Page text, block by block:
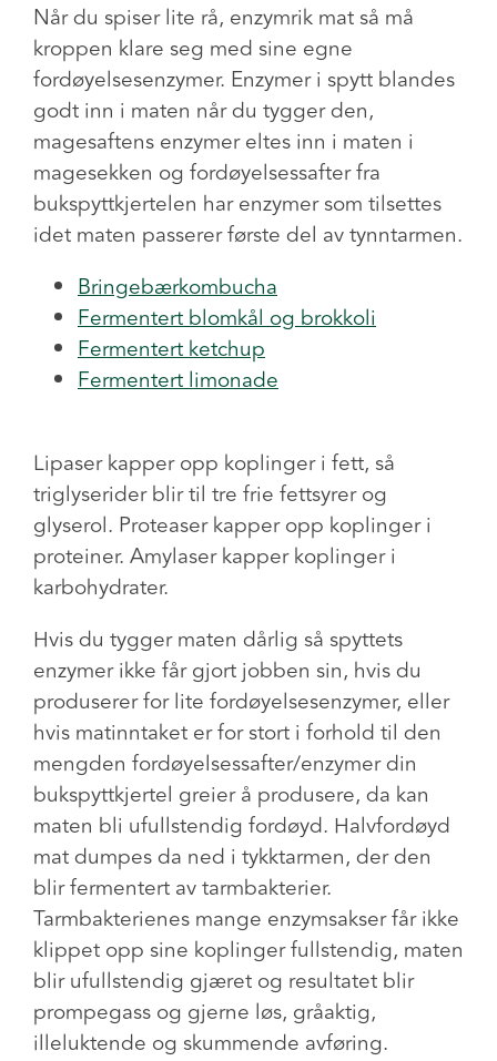
Når du spiser lite rå, enzymrik mat så må
kroppen klare seg med sine egne
fordøyelsesenzymer. Enzymer i spytt blandes
godt inn i maten når du tygger den,
magesaftens enzymer eltes inn i maten i
magesekken og fordøyelsessafter fra
bukspyttkjertelen har enzymer som tilsettes
idet maten passerer første del av tynntarmen.
Bringebærkombucha
Fermentert blomkål og brokkoli
Fermentert ketchup
Fermentert limonade
Lipaser kapper opp koplinger i fett, så
triglyserider blir til tre frie fettsyrer og
glyserol. Proteaser kapper opp koplinger i
proteiner. Amylaser kapper koplinger i
karbohydrater.
Hvis du tygger maten dårlig så spyttets
enzymer ikke får gjort jobben sin, hvis du
produserer for lite fordøyelsesenzymer, eller
hvis matinntaket er for stort i forhold til den
mengden fordøyelsessafter/enzymer din
bukspyttkjertel greier å produsere, da kan
maten bli ufullstendig fordøyd. Halvfordøyd
mat dumpes da ned i tykktarmen, der den
blir fermentert av tarmbakterier.
Tarmbakterienes mange enzymsakser får ikke
klippet opp sine koplinger fullstendig, maten
blir ufullstendig gjæret og resultatet blir
prompegass og gjerne løs, gråaktig,
illeluktende og skummende avføring.